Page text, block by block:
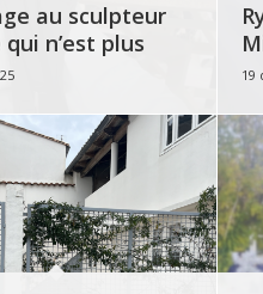
au sculpteur
n’est plus
19